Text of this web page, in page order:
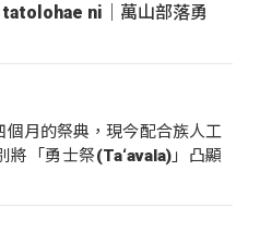
tatolohae ni｜萬山部落勇
月的祭典，現今配合族人工
將「勇士祭(Ta‘avala)」凸顯